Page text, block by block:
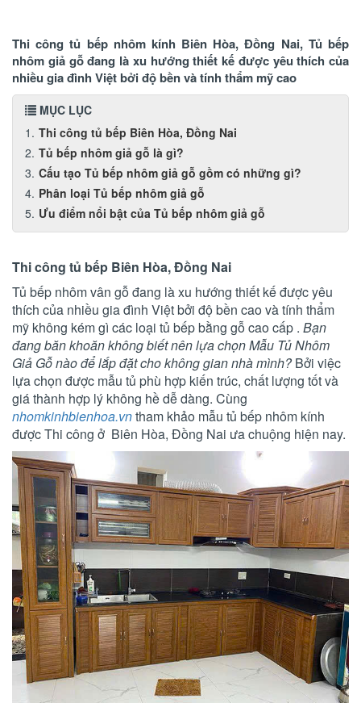
Thi công tủ bếp nhôm kính Biên Hòa, Đồng Nai, Tủ bếp
nhôm giả gỗ đang là xu hướng thiết kế được yêu thích của
nhiều gia đình Việt bởi độ bền và tính thẩm mỹ cao
MỤC LỤC
Thi công tủ bếp Biên Hòa, Đồng Nai
Tủ bếp nhôm giả gỗ là gì?
Cấu tạo Tủ bếp nhôm giả gỗ gồm có những gì?
Phân loại Tủ bếp nhôm giả gỗ
Ưu điểm nổi bật của Tủ bếp nhôm giả gỗ
Thi công tủ bếp Biên Hòa, Đồng Nai
Tủ bếp nhôm vân gỗ đang là xu hướng thiết kế được yêu
thích của nhiều gia đình Việt bởi độ bền cao và tính thẩm
mỹ không kém gì các loại tủ bếp bằng gỗ cao cấp . Bạn
đang băn khoăn không biết nên lựa chọn Mẫu Tủ Nhôm
Giả Gỗ nào để lắp đặt cho không gian nhà mình?Bởi việc
lựa chọn được mẫu tủ phù hợp kiến trúc, chất lượng tốt và
giá thành hợp lý không hề dễ dàng. Cùng
nhomkinhbienhoa.vntham khảo mẫu tủ bếp nhôm kính
được Thi công ở Biên Hòa, Đồng Nai ưa chuộng hiện nay.